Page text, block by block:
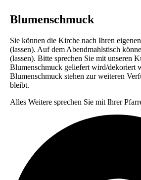
Blumenschmuck
Sie können die Kirche nach Ihren
(lassen). Auf dem Abendmahlstisch
(lassen). Bitte sprechen Sie mit unseren
Blumenschmuck geliefert wird/dekoriert
Blumenschmuck stehen zur weiteren
bleibt.
Alles Weitere sprechen Sie mit Ihrer